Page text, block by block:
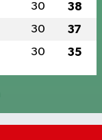
30 38
30 37
30 35